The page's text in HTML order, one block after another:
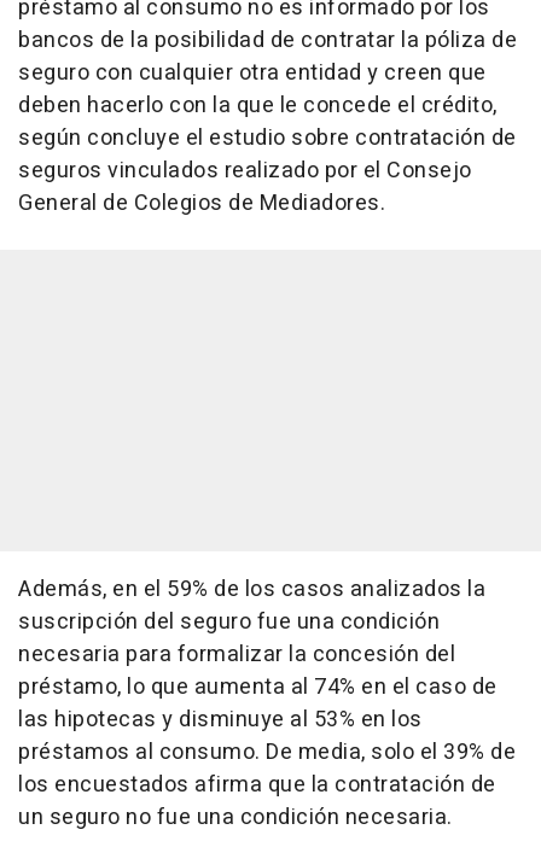
préstamo al consumo no es informado por los
bancos de la posibilidad de contratar la póliza de
seguro con cualquier otra entidad y creen que
deben hacerlo con la que le concede el crédito,
según concluye el estudio sobre contratación de
seguros vinculados realizado por el Consejo
General de Colegios de Mediadores.
Además, en el 59% de los casos analizados la
suscripción del seguro fue una condición
necesaria para formalizar la concesión del
préstamo, lo que aumenta al 74% en el caso de
las hipotecas y disminuye al 53% en los
préstamos al consumo. De media, solo el 39% de
los encuestados afirma que la contratación de
un seguro no fue una condición necesaria.